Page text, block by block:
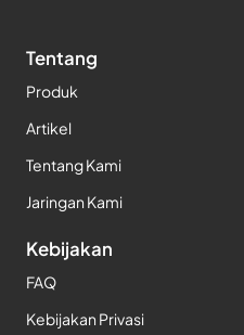
Tentang
Produk
Artikel
Tentang Kami
Jaringan Kami
Kebijakan
FAQ
Kebijakan Privasi